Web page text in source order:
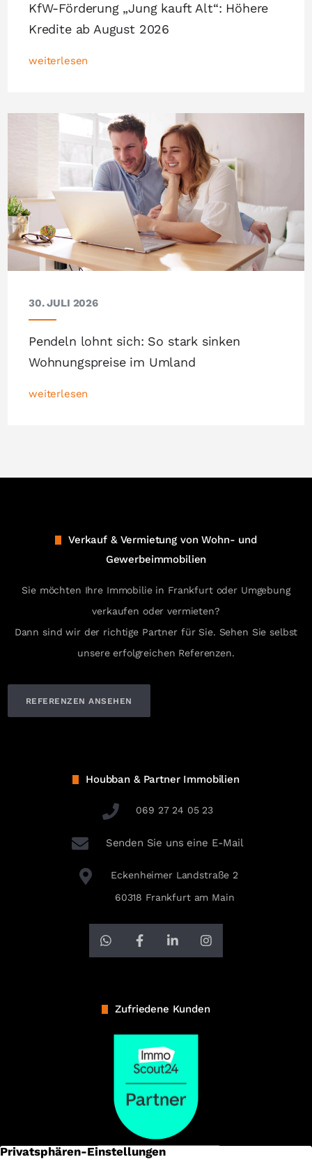
KfW-Förderung „Jung kauft Alt“: Höhere
Kredite ab August 2026
weiterlesen
30. JULI 2026
Pendeln lohnt sich: So stark sinken
Wohnungspreise im Umland
weiterlesen
Verkauf & Vermietung von Wohn- und
Gewerbeimmobilien
Sie möchten Ihre Immobilie in Frankfurt oder Umgebung
verkaufen oder vermieten?
Dann sind wir der richtige Partner für Sie. Sehen Sie selbst
unsere erfolgreichen Referenzen.
REFERENZEN ANSEHEN
Houbban & Partner Immobilien
069 27 24 05 23
Senden Sie uns eine E-Mail
Eckenheimer Landstraße 2
60318 Frankfurt am Main
Zufriedene Kunden